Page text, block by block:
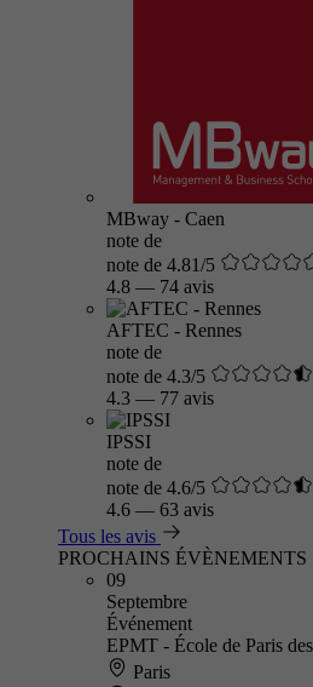
MBway - Caen
note de
note de 4.81/5
4.8 — 74 avis
AFTEC - Rennes
note de
note de 4.3/5
4.3 — 77 avis
IPSSI
note de
note de 4.6/5
4.6 — 63 avis
Tous les avis
PROCHAINS ÉVÈNEMENTS
09
Septembre
Événement
EPMT - École de Paris
Paris